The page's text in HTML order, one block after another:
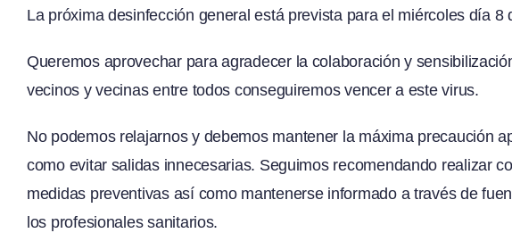
La próxima desinfección general está prevista para el miércoles día 8
Queremos aprovechar para agradecer la colaboración y
vecinos y vecinas entre todos conseguiremos vencer a este virus.
No podemos relajarnos y debemos mantener la máxima precaución
como evitar salidas innecesarias. Seguimos recomendando realizar
medidas preventivas así como mantenerse informado a través de
los profesionales sanitarios.